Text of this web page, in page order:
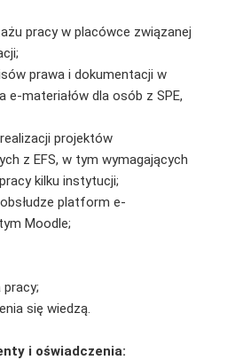
pracy w placówce związanej
prawa i dokumentacji w
e-materiałów dla osób z SPE,
projektów
z EFS, w tym wymagających
kilku instytucji;
platform e-
Moodle;
się wiedzą.
i oświadczenia: